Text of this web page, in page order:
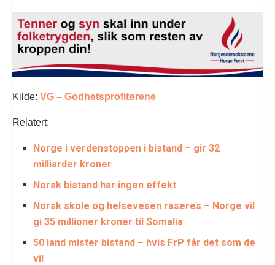
Kilde: VG – Godhetsprofitørene
Relatert:
Norge i verdenstoppen i bistand – gir 32
milliarder kroner
Norsk bistand har ingen effekt
Norsk skole og helsevesen raseres – Norge vil
gi 35 millioner kroner til Somalia
50 land mister bistand – hvis FrP får det som de
vil